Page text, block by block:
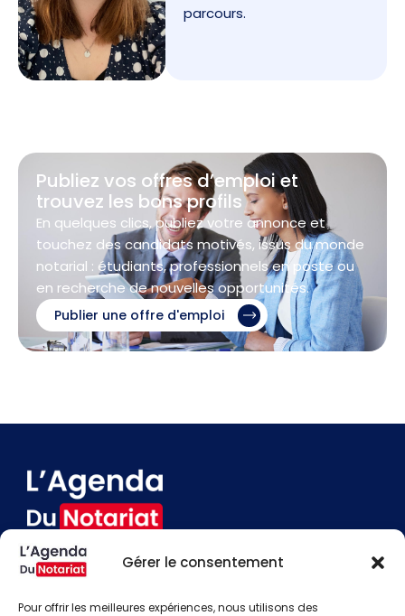
Gérer le consentement
Pour offrir les meilleures expériences, nous utilisons des
parcours.
Publiez vos offres d’emploi et
trouvez les bons profils
En quelques clics, publiez votre annonce et
touchez des candidats motivés, issus du monde
notarial : étudiants, professionnels en poste ou
en recherche de nouvelles opportunités.
Publier une offre d'emploi
Contact